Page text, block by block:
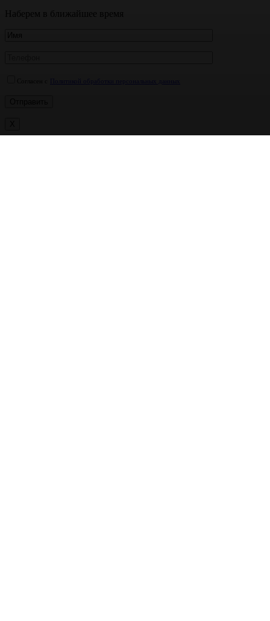
Наберем в ближайшее время